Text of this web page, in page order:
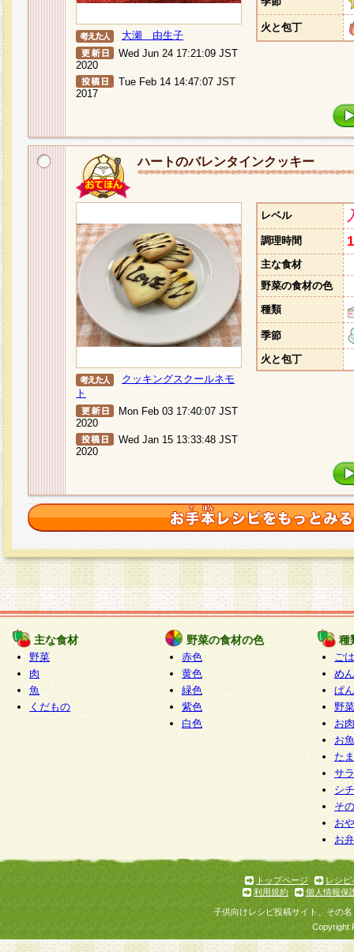
大瀬 由生子
Wed Jun 24 17:21:09 JST
2020
Tue Feb 14 14:47:07 JST
2017
火と包丁
ハートのバレンタインクッキー
クッキングスクールネモ
ト
Mon Feb 03 17:40:07 JST
2020
Wed Jan 15 13:33:48 JST
2020
レベル
調理時間
主な食材
野菜の食材の色
種類
季節
火と包丁
主な食材
野菜
肉
魚
くだもの
野菜の食材の色
赤色
黄色
緑色
紫色
白色
種
ご
めん
ぱん
野
お
お
た
サ
シ
そ
お
お
トップページ
レシピ
利用規約
個人情報保
子供向けレシピ投稿サイト、その
Copyright